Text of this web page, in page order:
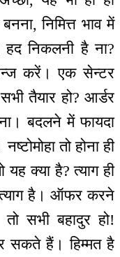
निमित्त भाव में
हद निकलनी है ना?
करें। एक सेन्टर
तैयार हो? आर्डर
बदलने में फायदा
तो होना ही
क्या है? त्याग ही
त्याग है। ऑफर करने
सभी बहादुर हो!
सकते हैं। हिम्मत है